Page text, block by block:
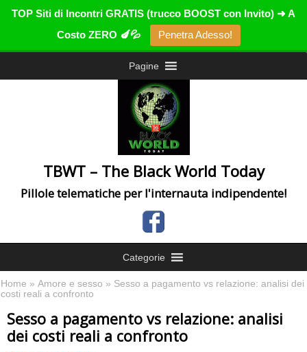
TOP Siti di Incontri GRATIS (trucco BOOST con Invito) ➜ A
Costo ZERO 🍆💦
Penetra Adesso!
Pagine
TBWT – The Black World Today
Pillole telematiche per l'internauta indipendente!
Categorie
Home » Amore e sesso » Sesso a pagamento vs relazione: analisi dei
costi reali a confronto
Sesso a pagamento vs relazione: analisi
dei costi reali a confronto